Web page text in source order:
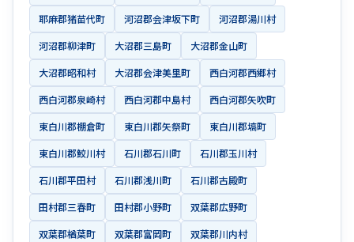
耶麻郡猪苗代町
河沼郡会津坂下町
河沼郡湯川村
河沼郡柳津町
大沼郡三島町
大沼郡金山町
大沼郡昭和村
大沼郡会津美里町
西白河郡西郷村
西白河郡泉崎村
西白河郡中島村
西白河郡矢吹町
東白川郡棚倉町
東白川郡矢祭町
東白川郡塙町
東白川郡鮫川村
石川郡石川町
石川郡玉川村
石川郡平田村
石川郡浅川町
石川郡古殿町
田村郡三春町
田村郡小野町
双葉郡広野町
双葉郡楢葉町
双葉郡富岡町
双葉郡川内村